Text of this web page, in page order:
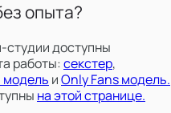
опыта?
доступны
работы:секстер,
модель иOnly Fans модель.
на этой странице.